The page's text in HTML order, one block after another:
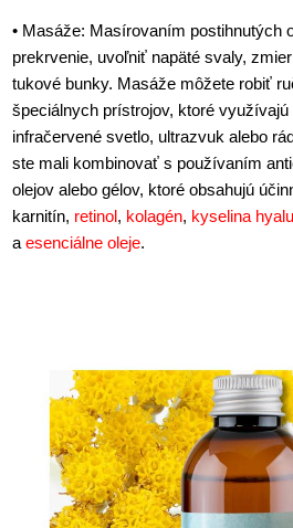
• Masáže: Masírovaním postihnutých
prekrvenie, uvoľniť napäté svaly,
tukové bunky. Masáže môžete robiť
špeciálnych prístrojov, ktoré využívajú
infračervené svetlo, ultrazvuk alebo
ste mali kombinovať s používaním
olejov alebo gélov, ktoré obsahujú
karnitín, retinol, kolagén, kyselina
aesenciálne oleje.